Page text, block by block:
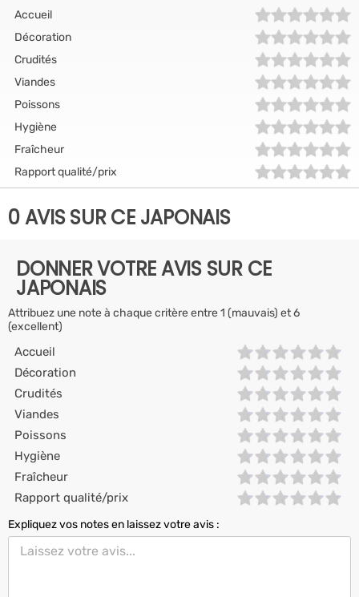
Accueil
Décoration
Crudités
Viandes
Poissons
Hygiène
Fraîcheur
Rapport qualité/prix
0 AVIS SUR CE JAPONAIS
DONNER VOTRE AVIS SUR CE
JAPONAIS
Attribuez une note à chaque critère entre 1 (mauvais) et 6
(excellent)
Accueil
Décoration
Crudités
Viandes
Poissons
Hygiène
Fraîcheur
Rapport qualité/prix
Expliquez vos notes en laissez votre avis :